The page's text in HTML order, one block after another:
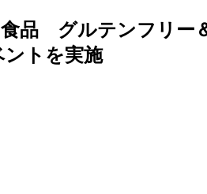
品 グルテンフリー
トを実施